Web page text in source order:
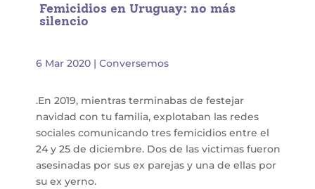
Femicidios en Uruguay: no más
silencio
6 Mar 2020| Conversemos
.En 2019, mientras terminabas de festejar
navidad con tu familia, explotaban las redes
sociales comunicando tres femicidios entre el
24 y 25 de diciembre. Dos de las victimas fueron
asesinadas por sus ex parejas y una de ellas por
su ex yerno.